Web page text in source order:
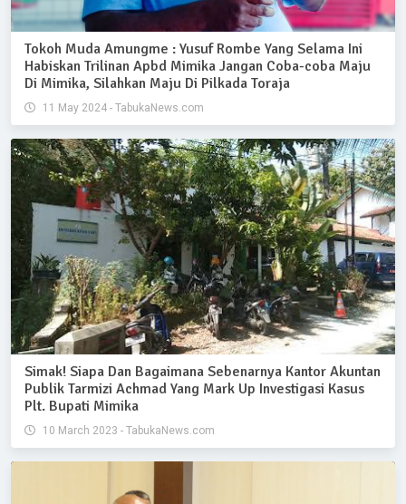
Tokoh Muda Amungme : Yusuf Rombe Yang Selama Ini
Habiskan Trilinan Apbd Mimika Jangan Coba-coba Maju
Di Mimika, Silahkan Maju Di Pilkada Toraja
11 May 2024 - TabukaNews.com
Simak! Siapa Dan Bagaimana Sebenarnya Kantor Akuntan
Publik Tarmizi Achmad Yang Mark Up Investigasi Kasus
Plt. Bupati Mimika
10 March 2023 - TabukaNews.com